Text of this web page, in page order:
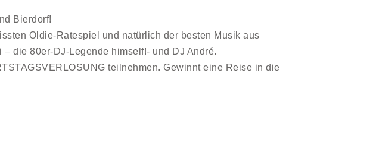
Bierdorf!
Oldie-Ratespiel und natürlich der besten Musik aus
die 80er-DJ-Legende himself!- und DJ André.
teilnehmen. Gewinnt eine Reise in die